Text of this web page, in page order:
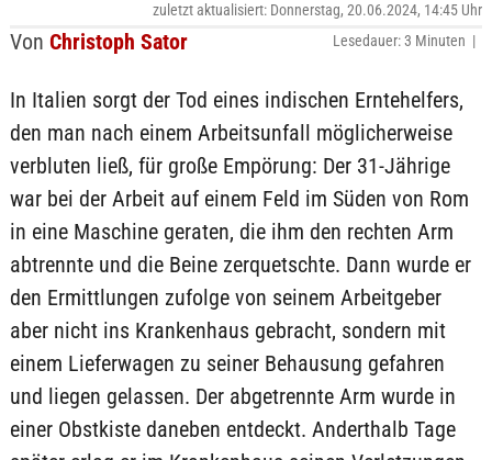
Von Christoph Sator
zuletzt aktualisiert: Donnerstag, 20.06.2024, 14:45 Uhr
Lesedauer: 3 Minuten |
In Italien sorgt der Tod eines indischen Erntehelfers,
den man nach einem Arbeitsunfall möglicherweise
verbluten ließ, für große Empörung: Der 31-Jährige
war bei der Arbeit auf einem Feld im Süden von Rom
in eine Maschine geraten, die ihm den rechten Arm
abtrennte und die Beine zerquetschte. Dann wurde er
den Ermittlungen zufolge von seinem Arbeitgeber
aber nicht ins Krankenhaus gebracht, sondern mit
einem Lieferwagen zu seiner Behausung gefahren
und liegen gelassen. Der abgetrennte Arm wurde in
einer Obstkiste daneben entdeckt. Anderthalb Tage